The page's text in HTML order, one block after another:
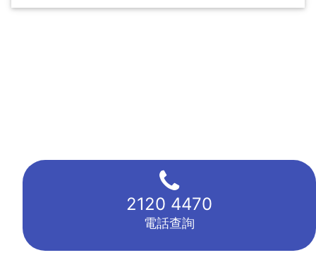
2120 4470
電話查詢